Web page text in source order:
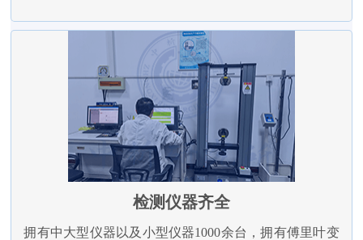
检测仪器齐全
拥有中大型仪器以及小型仪器1000余台，拥有傅里叶变